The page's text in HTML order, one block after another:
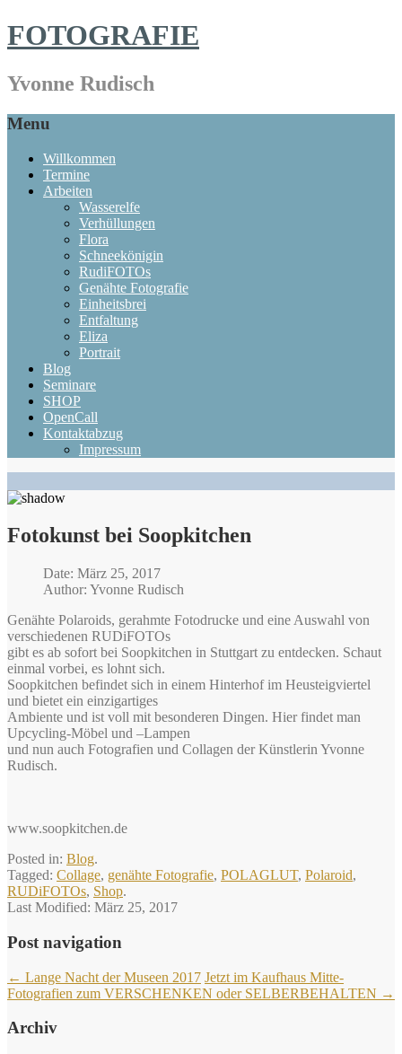
FOTOGRAFIE
Yvonne Rudisch
Menu
Willkommen
Termine
Arbeiten
Wasserelfe
Verhüllungen
Flora
Schneekönigin
RudiFOTOs
Genähte Fotografie
Einheitsbrei
Entfaltung
Eliza
Portrait
Blog
Seminare
SHOP
OpenCall
Kontaktabzug
Impressum
Fotokunst bei Soopkitchen
Date: März 25, 2017
Author: Yvonne Rudisch
Genähte Polaroids, gerahmte Fotodrucke und eine Auswahl von
verschiedenen RUDiFOTOs
gibt es ab sofort bei Soopkitchen in Stuttgart zu entdecken. Schaut
einmal vorbei, es lohnt sich.
Soopkitchen befindet sich in einem Hinterhof im Heusteigviertel
und bietet ein einzigartiges
Ambiente und ist voll mit besonderen Dingen. Hier findet man
Upcycling-Möbel und –Lampen
und nun auch Fotografien und Collagen der Künstlerin Yvonne
Rudisch.
www.soopkitchen.de
Posted in: Blog.
Tagged: Collage, genähte Fotografie, POLAGLUT, Polaroid,
RUDiFOTOs, Shop.
Last Modified: März 25, 2017
Post navigation
← Lange Nacht der Museen 2017 Jetzt im Kaufhaus Mitte-
Fotografien zum VERSCHENKEN oder SELBERBEHALTEN →
Archiv